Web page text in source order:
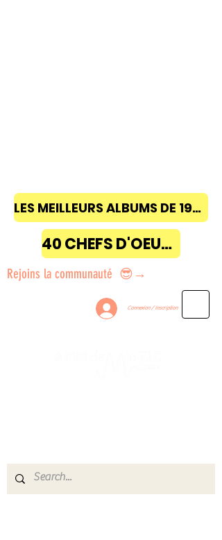
LES MEILLEURS ALBUMS DE 1968 à 2018
40 CHEFS D'OEUVRE
Rejoins la communauté 😎→
Connexion / Inscription